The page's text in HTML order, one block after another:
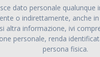
dato personale qualunque
o indirettamente, anche
altra informazione, ivi
personale, renda
persona fisica.